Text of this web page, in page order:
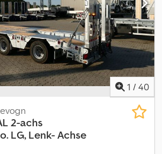
1 / 40
2-achs
LG, Lenk- Achse